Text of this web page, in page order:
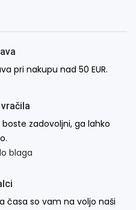
pri nakupu nad 50 EUR.
zadovoljni, ga lahko
blaga
časa so vam na voljo naši